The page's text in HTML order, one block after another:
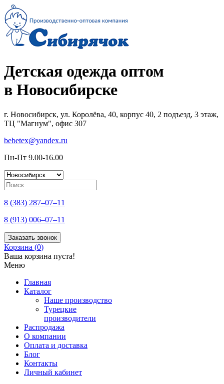
Детская одежда оптом
в Новосибирске
г. Новосибирск, ул. Королёва, 40, корпус 40, 2 подъезд, 3 этаж,
ТЦ "Магнум", офис 307
bebetex@yandex.ru
Пн-Пт 9.00-16.00
8 (383) 287–07–11
8 (913) 006–07–11
Заказать звонок
Корзина (0)
Ваша корзина пуста!
Меню
Главная
Каталог
Наше производство
Турецкие
производители
Распродажа
О компании
Оплата и доставка
Блог
Контакты
Личный кабинет